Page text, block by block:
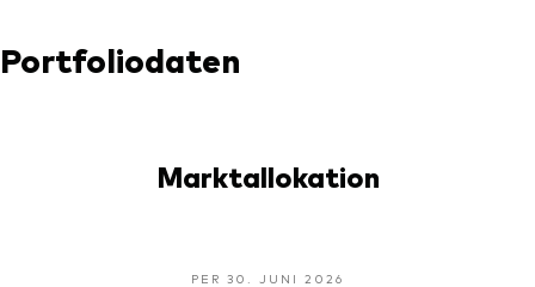
Portfoliodaten
Marktallokation
PER 30. JUNI 2026